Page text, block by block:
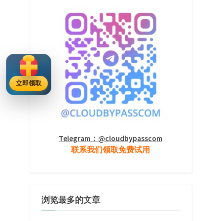
Telegram：@cloudbypasscom
联系我们领取免费试用
浏览最多的文章
立即领取